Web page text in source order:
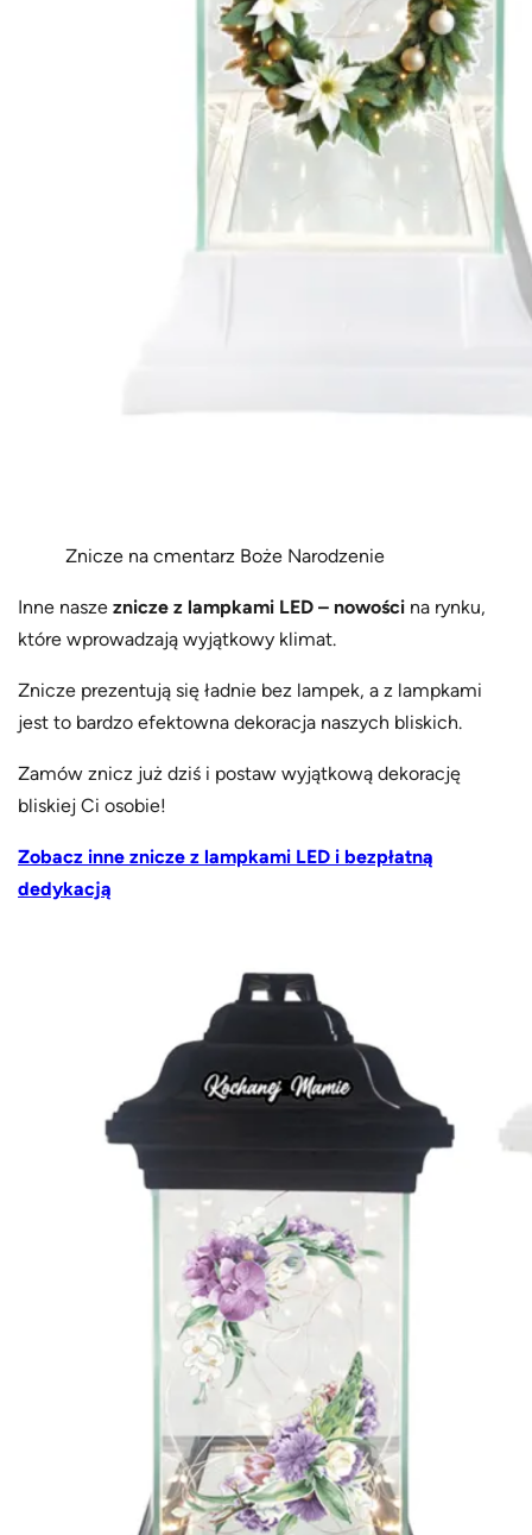
Znicze na cmentarz Boże Narodzenie
Inne naszeznicze z lampkami LED – nowości na rynku,
które wprowadzają wyjątkowy klimat.
Znicze prezentują się ładnie bez lampek, a z lampkami
jest to bardzo efektowna dekoracja naszych bliskich.
Zamów znicz już dziś i postaw wyjątkową dekorację
bliskiej Ci osobie!
Zobacz inne znicze z lampkami LED i bezpłatną
dedykacją